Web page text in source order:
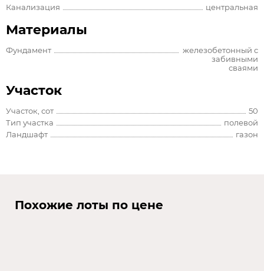
Канализация
центральная
Материалы
Фундамент
железобетонный с
забивными
сваями
Участок
Участок, сот
50
Тип участка
полевой
Ландшафт
газон
Похожие лоты по цене